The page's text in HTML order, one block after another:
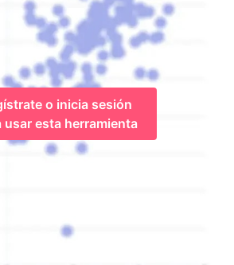
o inicia sesión
usar esta herramienta